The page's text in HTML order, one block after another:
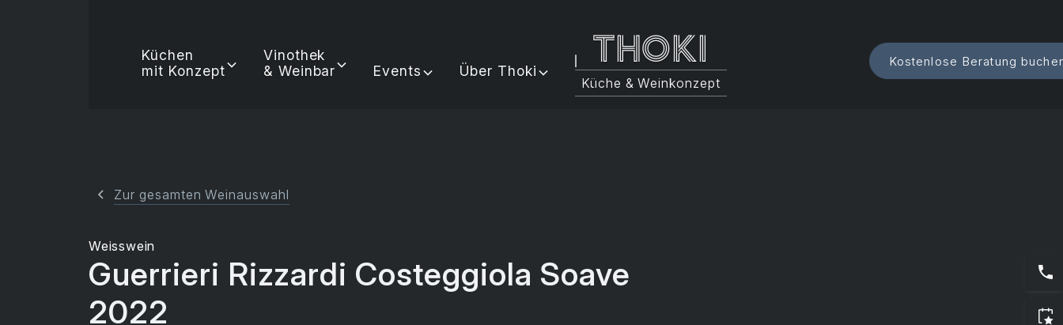
Küchen
mit Konzept
Vinothek
& Weinbar
Events Über Thoki Thoki
Küche & Weinkonzept
Kostenlose Beratung
Zur gesamten Weinauswahl
Weisswein
Guerrieri Rizzardi Costeggiola Soave
2022